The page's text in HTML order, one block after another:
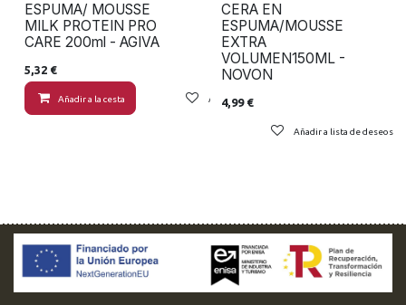
ESPUMA/ MOUSSE
MILK PROTEIN PRO
CARE 200ml - AGIVA
5,32 €
Añadir a la cesta Añadir a lista de deseos
CERA EN
ESPUMA/MOUSSE
EXTRA
VOLUMEN150ML -
NOVON
4,99€
Añadir a lista de deseos